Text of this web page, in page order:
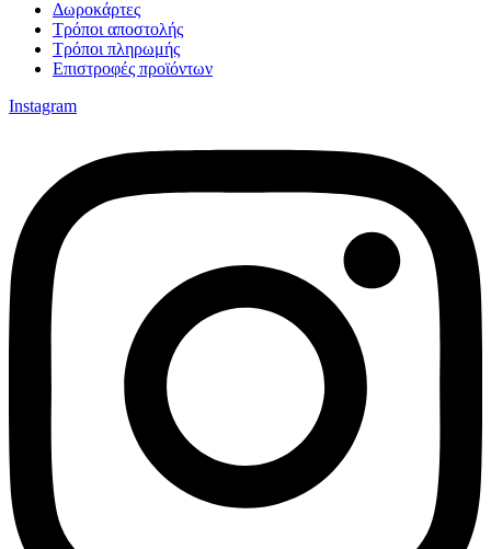
Δωροκάρτες
Τρόποι αποστολής
Τρόποι πληρωμής
Επιστροφές προϊόντων
Instagram